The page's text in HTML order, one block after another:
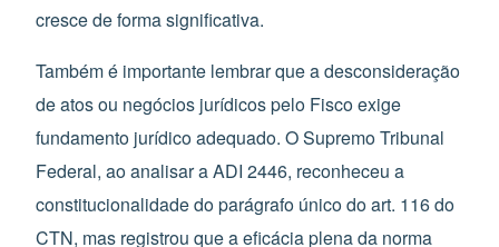
cresce de forma significativa.
Também é importante lembrar que a desconsideração
de atos ou negócios jurídicos pelo Fisco exige
fundamento jurídico adequado. O Supremo Tribunal
Federal, ao analisar a ADI 2446, reconheceu a
constitucionalidade do parágrafo único do art. 116 do
CTN, mas registrou que a eficácia plena da norma